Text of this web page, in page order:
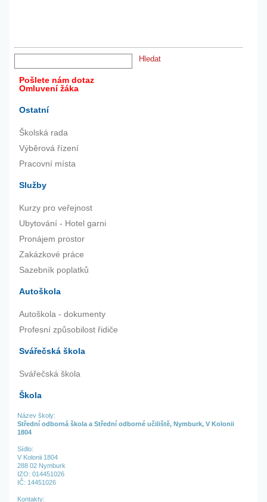
Pošlete nám dotaz
Omluvení žáka
Ostatní
Školská rada
Výběrová řízení
Pracovní místa
Služby
Kurzy pro veřejnost
Ubytování - Hotel garni
Pronájem prostor
Zakázkové práce
Sazebník poplatků
Autoškola
Autoškola - dokumenty
Profesní způsobilost řidiče
Svářečská škola
Svářečská škola
Škola
Název školy:
Střední odborná škola a Střední odborné učiliště, Nymburk, V Kolonii
1804
Sídlo:
V Kolonii 1804
288 02 Nymburk
IZO: 014451026
IČ: 14451026
Kontakty: